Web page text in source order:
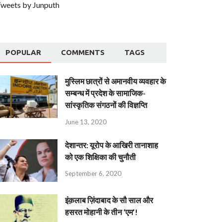
by Junputh
POPULAR COMMENTS TAGS
मुस्लिम छात्रों से अमानवीय व्यवहार के
सम्बन्ध में प्रदेश के सामाजिक-
सांस्कृतिक संगठनों की विज्ञप्ति
June 13, 2020
देशान्‍तर: यूरोप के आखिरी तानाशाह
को एक शिक्षिका की चुनौती
September 6, 2020
इंक़लाब ज़िंदाबाद के सौ साल और
हसरत मोहानी के तीन ‘एम’!